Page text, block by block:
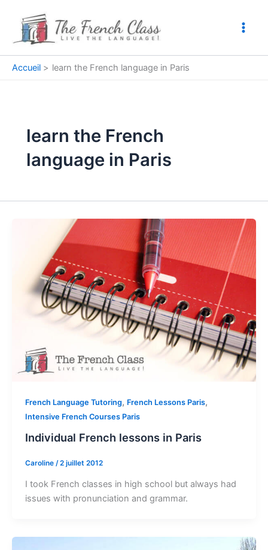
contenu
Accueil learn the French language in Paris
learn the French
language in Paris
French Language Tutoring, French Lessons Paris,
Intensive French Courses Paris
Individual French lessons in Paris
Caroline /2 juillet 2012
I took French classes in high school but always had
issues with pronunciation and grammar.